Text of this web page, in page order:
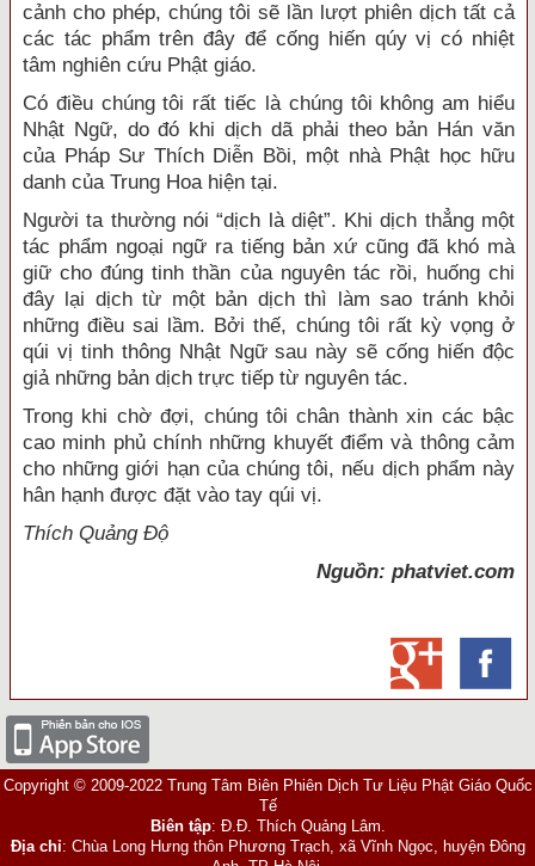
cảnh cho phép, chúng tôi sẽ lần lượt phiên dịch tất cả
các tác phẩm trên đây để cống hiến qúy vị có nhiệt
tâm nghiên cứu Phật giáo.
Có điều chúng tôi rất tiếc là chúng tôi không am hiểu
Nhật Ngữ, do đó khi dịch dã phải theo bản Hán văn
của Pháp Sư Thích Diễn Bồi, một nhà Phật học hữu
danh của Trung Hoa hiện tại.
Người ta thường nói “dịch là diệt”. Khi dịch thẳng một
tác phẩm ngoại ngữ ra tiếng bản xứ cũng đã khó mà
giữ cho đúng tinh thần của nguyên tác rồi, huống chi
đây lại dịch từ một bản dịch thì làm sao tránh khỏi
những điều sai lầm. Bởi thế, chúng tôi rất kỳ vọng ở
qúi vị tinh thông Nhật Ngữ sau này sẽ cống hiến độc
giả những bản dịch trực tiếp từ nguyên tác.
Trong khi chờ đợi, chúng tôi chân thành xin các bậc
cao minh phủ chính những khuyết điểm và thông cảm
cho những giới hạn của chúng tôi, nếu dịch phẩm này
hân hạnh được đặt vào tay qúi vị.
Thích Quảng Độ
Nguồn: phatviet.com
Copyright © 2009-2022 Trung Tâm Biên Phiên Dịch Tư Liệu Phật Giáo Quốc
Tế
Biên tập: Đ.Đ. Thích Quảng Lâm.
Địa chỉ: Chùa Long Hưng thôn Phương Trạch, xã Vĩnh Ngọc, huyện Đông